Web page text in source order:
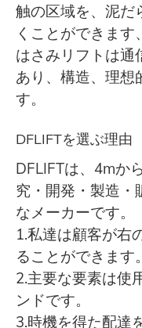
触の区域を、泥だ
くことができま
はさみリフトは通
あり、構造、理想
す。
DFLIFTを選ぶ理由
DFLIFTは、4mか
究・開発・製造・
なメーカーです。
1.私達は顧客が右
ることができます。
2.主要な要素は使
ンドです。
3.時機を得た配達